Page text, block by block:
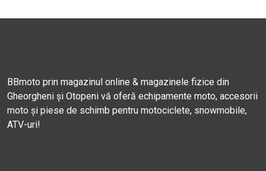
BBmoto prin magazinul online & magazinele fizice din
Gheorgheni și Otopeni vă oferă echipamente moto, accesorii
moto și piese de schimb pentru motociclete, snowmobile,
ATV-uri!